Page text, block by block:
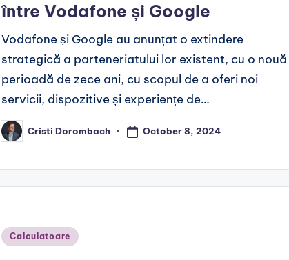
între Vodafone și Google
Vodafone și Google au anunțat o extindere
strategică a parteneriatului lor existent, cu o nouă
perioadă de zece ani, cu scopul de a oferi noi
servicii, dispozitive și experiențe de…
Posted
by
Cristi Dorombach October 8, 2024
Posted
Calculatoare